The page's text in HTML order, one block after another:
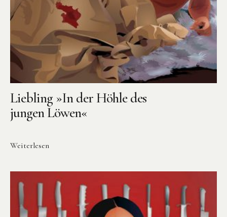
Liebling »In der Höhle des
jungen Löwen«
Weiterlesen